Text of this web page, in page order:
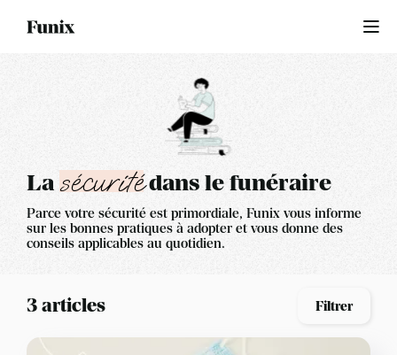
Qui sommes-nous ?
Se connecter
Ouvrir le
La sécuritédans le funéraire
Parce votre sécurité est primordiale, Funix vous informe
sur les bonnes pratiques à adopter et vous donne des
conseils applicables au quotidien.
3 articles Filtrer